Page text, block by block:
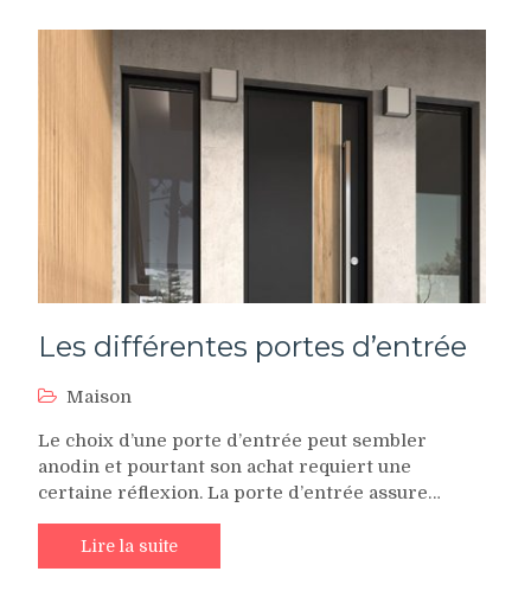
Les différentes portes d’entrée
Maison
Le choix d’une porte d’entrée peut sembler
anodin et pourtant son achat requiert une
certaine réflexion. La porte d’entrée assure…
Lire la suite